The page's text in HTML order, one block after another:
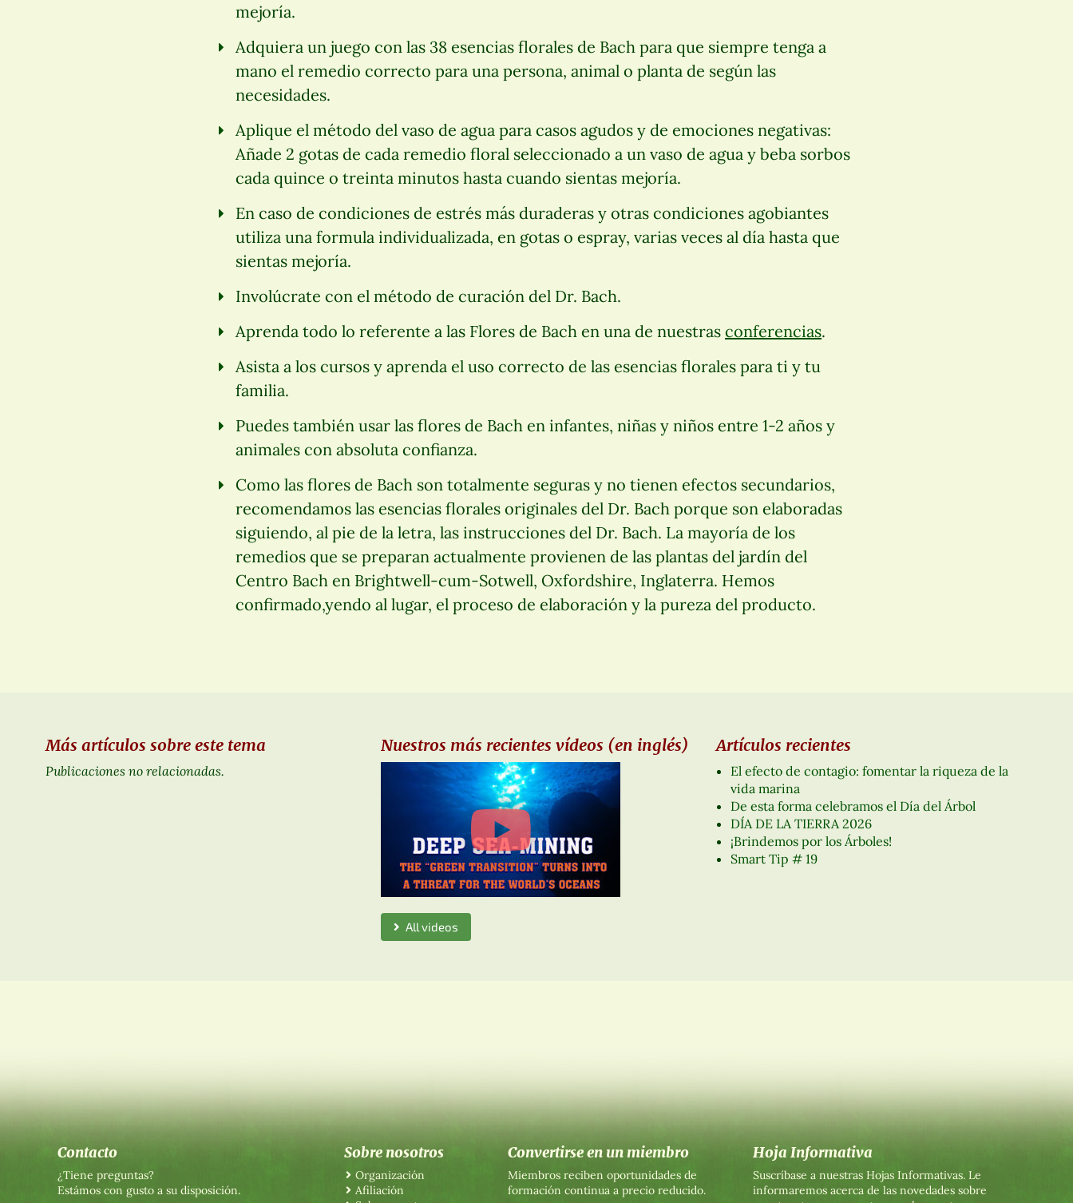
mejoría.
Adquiera un juego con las 38 esencias florales de Bach para que siempre tenga a
mano el remedio correcto para una persona, animal o planta de según las
necesidades.
Aplique el método del vaso de agua para casos agudos y de emociones negativas:
Añade 2 gotas de cada remedio floral seleccionado a un vaso de agua y beba sorbos
cada quince o treinta minutos hasta cuando sientas mejoría.
En caso de condiciones de estrés más duraderas y otras condiciones agobiantes
utiliza una formula individualizada, en gotas o espray, varias veces al día hasta que
sientas mejoría.
Involúcrate con el método de curación del Dr. Bach.
Aprenda todo lo referente a las Flores de Bach en una de nuestras conferencias.
Asista a los cursos y aprenda el uso correcto de las esencias florales para ti y tu
familia.
Puedes también usar las flores de Bach en infantes, niñas y niños entre 1-2 años y
animales con absoluta confianza.
Como las flores de Bach son totalmente seguras y no tienen efectos secundarios,
recomendamos las esencias florales originales del Dr. Bach porque son elaboradas
siguiendo, al pie de la letra, las instrucciones del Dr. Bach. La mayoría de los
remedios que se preparan actualmente provienen de las plantas del jardín del
Centro Bach en Brightwell-cum-Sotwell, Oxfordshire, Inglaterra. Hemos
confirmado,yendo al lugar, el proceso de elaboración y la pureza del producto.
Más artículos sobre este tema
Publicaciones no relacionadas.
Nuestros más recientes vídeos (en inglés)
All videos
Artículos recientes
El efecto de contagio: fomentar la riqueza de la
vida marina
De esta forma celebramos el Día del Árbol
DÍA DE LA TIERRA 2026
¡Brindemos por los Árboles!
Smart Tip # 19
Contacto
¿Tiene preguntas?
Estámos con gusto a su disposición.
Sobre nosotros
Organización
Afiliación
Convertirse en un miembro
Miembros reciben oportunidades de
formación continua a precio reducido.
Hoja Informativa
Suscríbase a nuestras Hojas Informativas. Le
informaremos acerca de las novedades sobre